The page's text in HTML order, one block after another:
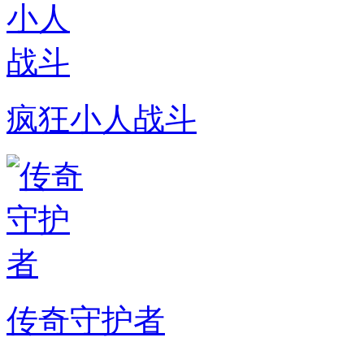
疯狂小人战斗
传奇守护者